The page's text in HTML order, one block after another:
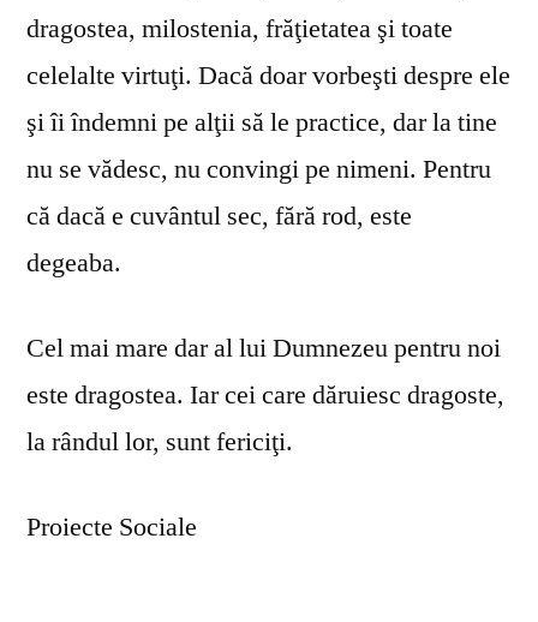
dragostea, milostenia, frăţietatea şi toate
celelalte virtuţi. Dacă doar vorbeşti despre ele
şi îi îndemni pe alţii să le practice, dar la tine
nu se vă­desc, nu convingi pe nimeni. Pentru
că dacă e cuvântul sec, fără rod, este
degeaba.
Cel mai mare dar al lui Dumnezeu pentru noi
este dragostea. Iar cei care dăruiesc dragoste,
la rândul lor, sunt fericiţi.
Proiecte Sociale